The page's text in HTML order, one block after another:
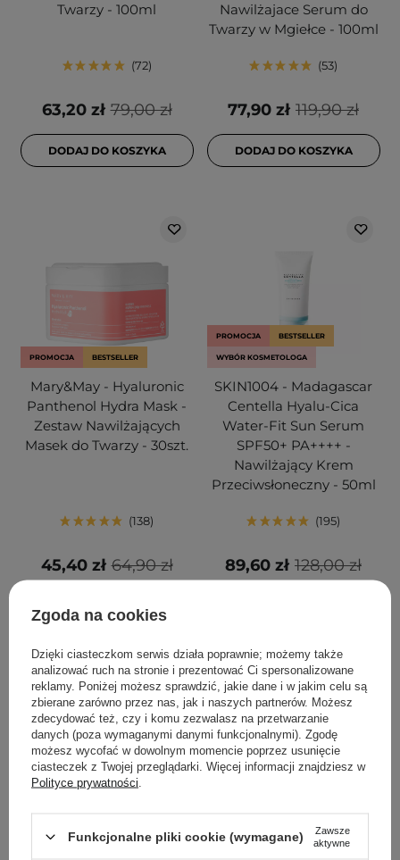
Twarzy - 100ml
72
79,00 zł
63,20 zł
DODAJ DO KOSZYKA
Nawilżajace Serum do
Twarzy w Mgiełce - 100ml
53
119,90 zł
77,90 zł
DODAJ DO KOSZYKA
PROMOCJA BESTSELLER
Mary&May - Hyaluronic
Panthenol Hydra Mask -
Zestaw Nawilżających
Masek do Twarzy - 30szt.
138
64,90 zł
45,40 zł
DODAJ DO KOSZYKA
PROMOCJA BESTSELLER
WYBÓR KOSMETOLOGA
SKIN1004 - Madagascar
Centella Hyalu-Cica
Water-Fit Sun Serum
SPF50+ PA++++ -
Nawilżający Krem
Przeciwsłoneczny - 50ml
195
128,00 zł
89,60 zł
PROMOCJA
Aestura - Atobarrier 365
Anua - Heartleaf
Zgoda na cookies
Dzięki ciasteczkom serwis działa poprawnie; możemy także
analizować ruch na stronie i prezentować Ci spersonalizowane
reklamy. Poniżej możesz sprawdzić, jakie dane i w jakim celu są
zbierane zarówno przez nas, jak i naszych partnerów. Możesz
zdecydować też, czy i komu zezwalasz na przetwarzanie
danych (poza wymaganymi danymi funkcjonalnymi). Zgodę
możesz wycofać w dowolnym momencie poprzez usunięcie
ciasteczek z Twojej przeglądarki. Więcej informacji znajdziesz w
Polityce prywatności
Funkcjonalne pliki cookie (wymagane)
Zawsze
aktywne